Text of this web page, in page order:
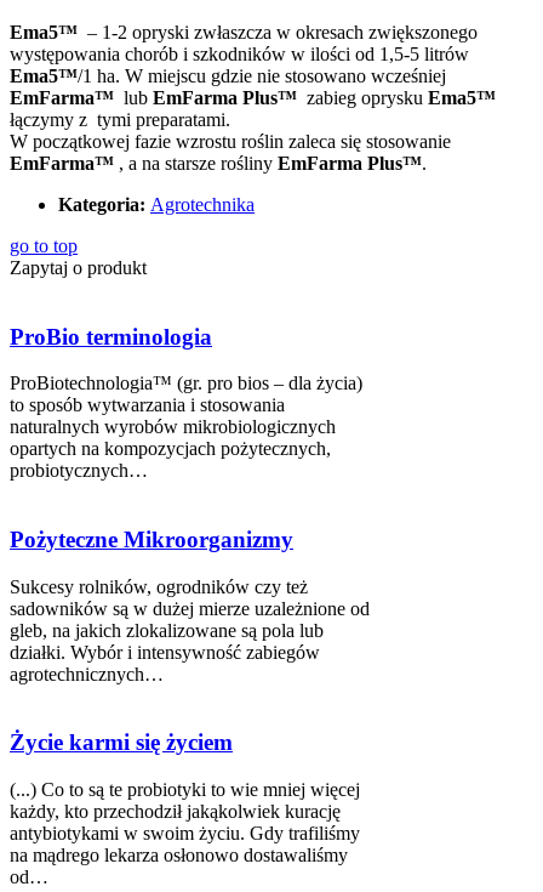
Ema5™ – 1-2 opryski zwłaszcza w okresach zwiększonego
występowania chorób i szkodników w ilości od 1,5-5 litrów
Ema5™/1 ha. W miejscu gdzie nie stosowano wcześniej
EmFarma™ lub EmFarma Plus™ zabieg oprysku Ema5™
łączymy z tymi preparatami.
W początkowej fazie wzrostu roślin zaleca się stosowanie
EmFarma™ , a na starsze rośliny EmFarma Plus™.
Kategoria: Agrotechnika
go to top
Zapytaj o produkt
ProBio terminologia
ProBiotechnologia™ (gr. pro bios – dla życia)
to sposób wytwarzania i stosowania
naturalnych wyrobów mikrobiologicznych
opartych na kompozycjach pożytecznych,
probiotycznych…
Pożyteczne Mikroorganizmy
Sukcesy rolników, ogrodników czy też
sadowników są w dużej mierze uzależnione od
gleb, na jakich zlokalizowane są pola lub
działki. Wybór i intensywność zabiegów
agrotechnicznych…
Życie karmi się życiem
(...) Co to są te probiotyki to wie mniej więcej
każdy, kto przechodził jakąkolwiek kurację
antybiotykami w swoim życiu. Gdy trafiliśmy
na mądrego lekarza osłonowo dostawaliśmy
od…